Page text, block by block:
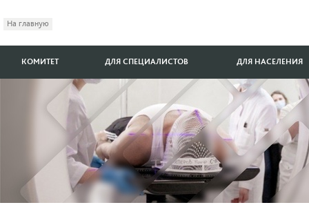
На главную
КОМИТЕТ ДЛЯ СПЕЦИАЛИСТОВ ДЛЯ НАСЕЛЕНИЯ